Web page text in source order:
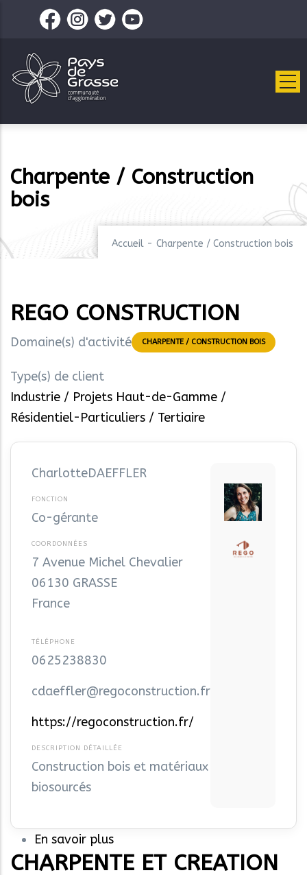
contenu
principal
Charpente / Construction
bois
Accueil - Charpente / Construction bois
REGO CONSTRUCTION
Domaine(s) d'activité CHARPENTE / CONSTRUCTION BOIS
Type(s) de client
Industrie
Projets Haut-de-Gamme
Résidentiel-Particuliers
Tertiaire
CharlotteDAEFFLER
Co-gérante
7 Avenue Michel Chevalier
06130 GRASSE
France
0625238830
cdaeffler@regoconstruction.fr
https://regoconstruction.fr/
Construction bois et matériaux
biosourcés
En savoir plus
REGO
CHARPENTE ET CREATION